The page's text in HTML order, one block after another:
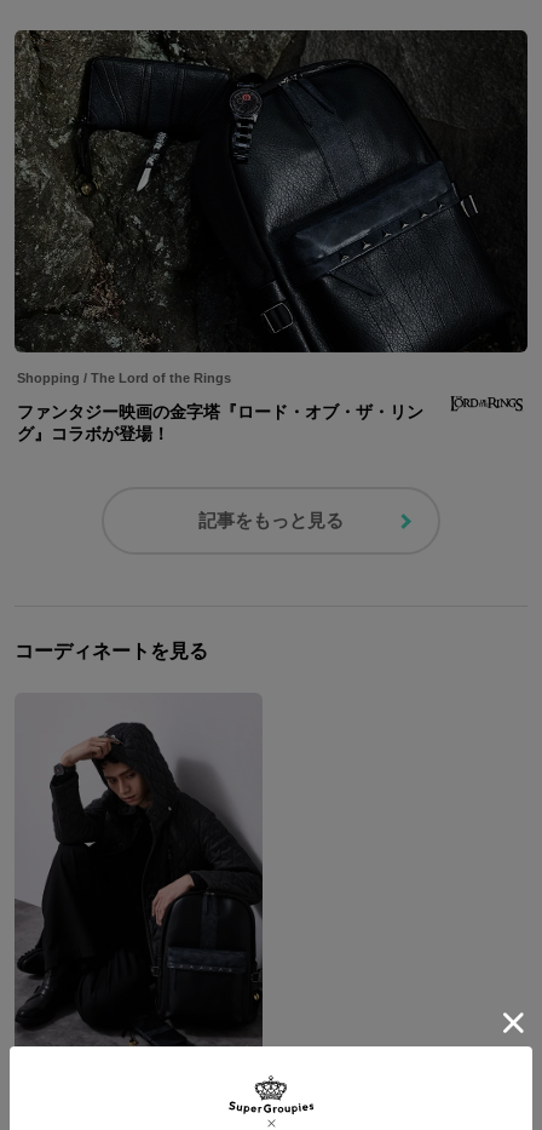
Shopping / The Lord of the Rings
ファンタジー映画の金字塔『ロード・オブ・ザ・リン
グ』コラボが登場！
記事をもっと見る
コーディネートを見る